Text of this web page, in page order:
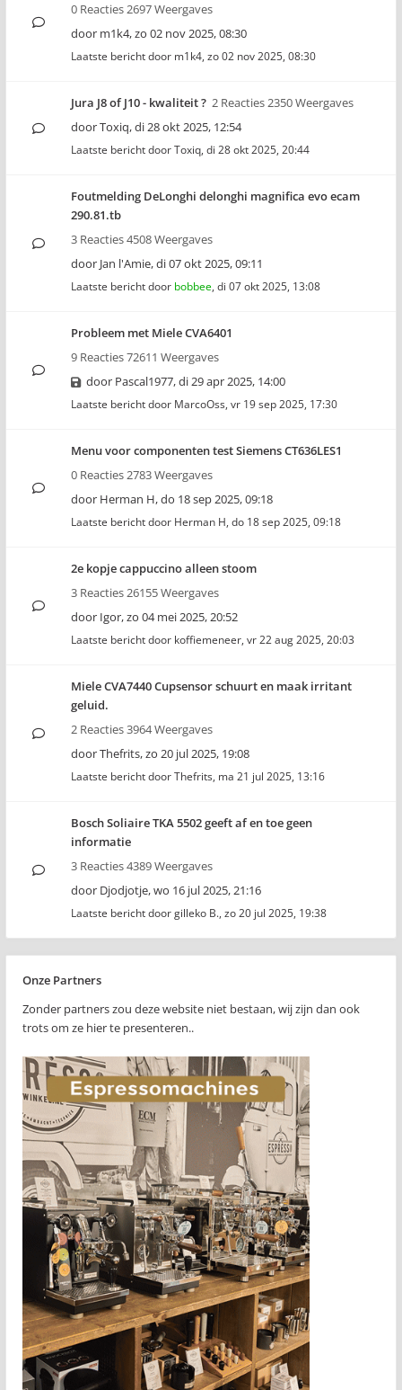
0 Reacties 2697 Weergaves
door m1k4,zo 02 nov 2025, 08:30
Laatste bericht door m1k4, zo 02 nov 2025, 08:30
Jura J8 of J10 - kwaliteit ? 2 Reacties 2350 Weergaves
doorToxiq,di 28 okt 2025, 12:54
Laatste bericht doorToxiq, di 28 okt 2025, 20:44
Foutmelding DeLonghi delonghi magnifica evo ecam
290.81.tb
3 Reacties 4508 Weergaves
door Jan l'Amie,di 07 okt 2025, 09:11
Laatste bericht door bobbee, di 07 okt 2025, 13:08
Probleem met Miele CVA6401
9 Reacties 72611 Weergaves
door Pascal1977,di 29 apr 2025, 14:00
Laatste bericht door MarcoOss, vr 19 sep 2025, 17:30
Menu voor componenten test Siemens CT636LES1
0 Reacties 2783 Weergaves
door Herman H,do 18 sep 2025, 09:18
Laatste bericht door Herman H, do 18 sep 2025, 09:18
2e kopje cappuccino alleen stoom
3 Reacties 26155 Weergaves
door Igor,zo 04 mei 2025, 20:52
Laatste bericht door koffiemeneer, vr 22 aug 2025, 20:03
Miele CVA7440 Cupsensor schuurt en maak irritant
geluid.
2 Reacties 3964 Weergaves
doorThefrits,zo 20 jul 2025, 19:08
Laatste bericht doorThefrits, ma 21 jul 2025, 13:16
Bosch Soliaire TKA 5502 geeft af en toe geen
informatie
3 Reacties 4389 Weergaves
door Djodjotje,wo 16 jul 2025, 21:16
Laatste bericht doorgilleko B., zo 20 jul 2025, 19:38
Onze Partners
Zonder partners zou deze website niet bestaan, wij zijn dan ook
trots om ze hier te presenteren..